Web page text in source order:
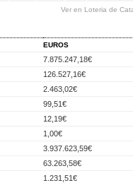
Ver en Loteria de
EUROS
7.875.247,18€
126.527,16€
2.463,02€
99,51€
12,19€
1,00€
3.937.623,59€
63.263,58€
1.231,51€